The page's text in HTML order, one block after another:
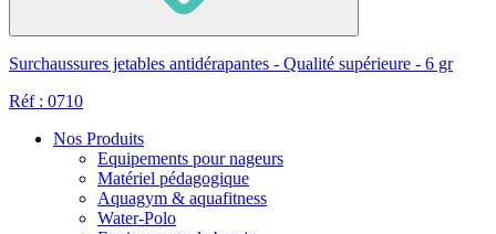
Surchaussures jetables antidérapantes - Qualité supérieure - 6 gr
Réf : 0710
Nos Produits
Equipements pour nageurs
Matériel pédagogique
Aquagym & aquafitness
Water-Polo